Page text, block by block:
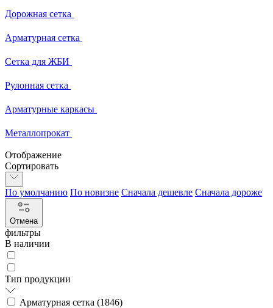
Дорожная сетка
Арматурная сетка
Сетка для ЖБИ
Рулонная сетка
Арматурные каркасы
Металлопрокат
Отображение
Сортировать
По умолчанию По новизне Сначала дешевле Сначала дороже
Отмена
фильтры
В наличии
Тип продукции
Арматурная сетка (1846)